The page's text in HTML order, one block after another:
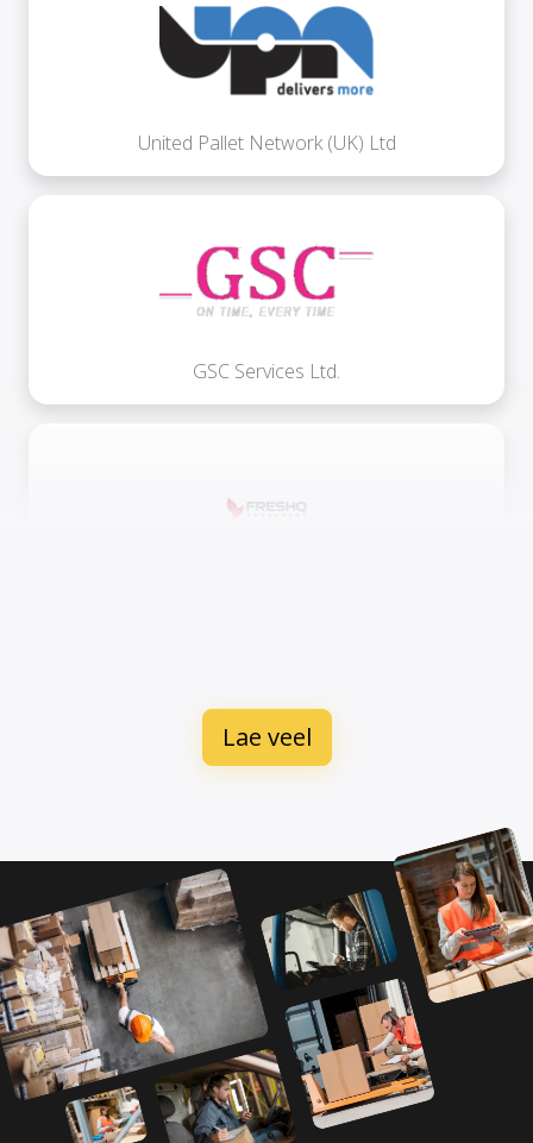
United Pallet Network (UK) Ltd
GSC Services Ltd.
Lae veel